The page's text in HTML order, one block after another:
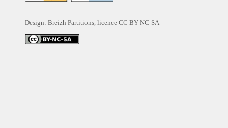
Design: Breizh Partitions, licence CC BY-NC-SA